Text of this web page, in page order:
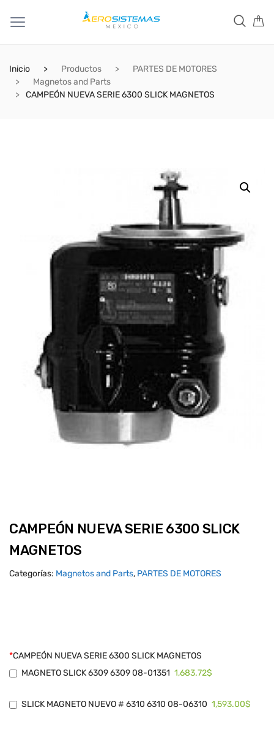
Inicio Productos
PARTES DE MOTORES
Magnetos and Parts
CAMPEÓN NUEVA SERIE 6300 SLICK MAGNETOS
CAMPEÓN NUEVA SERIE 6300 SLICK
MAGNETOS
Categorías: Magnetos and Parts, PARTES DE MOTORES
*CAMPEÓN NUEVA SERIE 6300 SLICK MAGNETOS
MAGNETO SLICK 6309 6309 08-01351 1,683.72$
SLICK MAGNETO NUEVO # 6310 6310 08-06310 1,593.00$